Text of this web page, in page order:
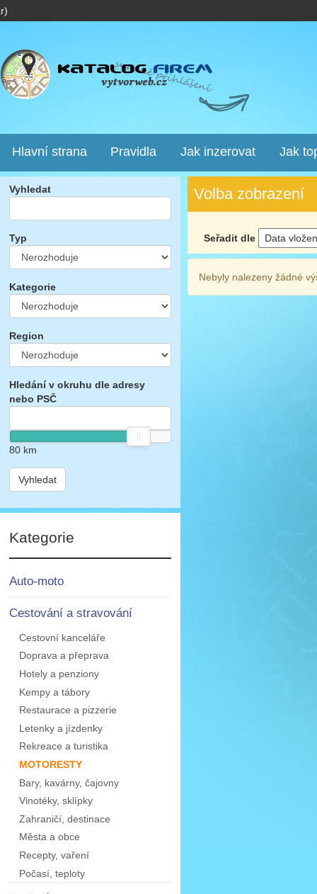
Hlavní strana Pravidla Jak inzerovat Jak
Vyhledat
Typ
Kategorie
Region
Hledání v okruhu dle adresy
nebo PSČ
80km
Vyhledat
Kategorie
Auto-moto
Cestování a stravování
Cestovní kanceláře
Doprava a přeprava
Hotely a penziony
Kempy a tábory
Restaurace a pizzerie
Letenky a jízdenky
Rekreace a turistika
MOTORESTY
Bary, kavárny, čajovny
Vinotéky, sklípky
Zahraničí, destinace
Města a obce
Recepty, vaření
Počasí, teploty
Volba zobrazení
Seřadit dle
Nebyly nalezeny žádné